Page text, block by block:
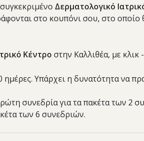
Δερματολογικό
στο κουπόνι σου, στο
Κέντρο στην Καλλιθέα, με κλικ
Υπάρχει η δυνατότητα να
συνεδρία για τα πακέτα των 2
των 6 συνεδριών.